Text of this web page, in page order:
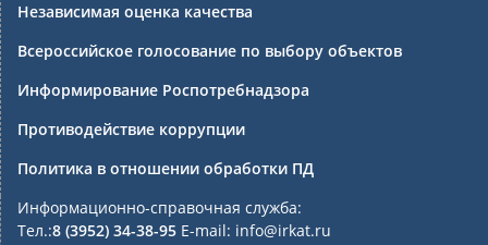
Независимая оценка качества
Всероссийское голосование по выбору объектов
Информирование Роспотребнадзора
Противодействие коррупции
Политика в отношении обработки ПД
Информационно-справочная служба:
Тел.:8 (3952) 34-38-95 E-mail: info@irkat.ru